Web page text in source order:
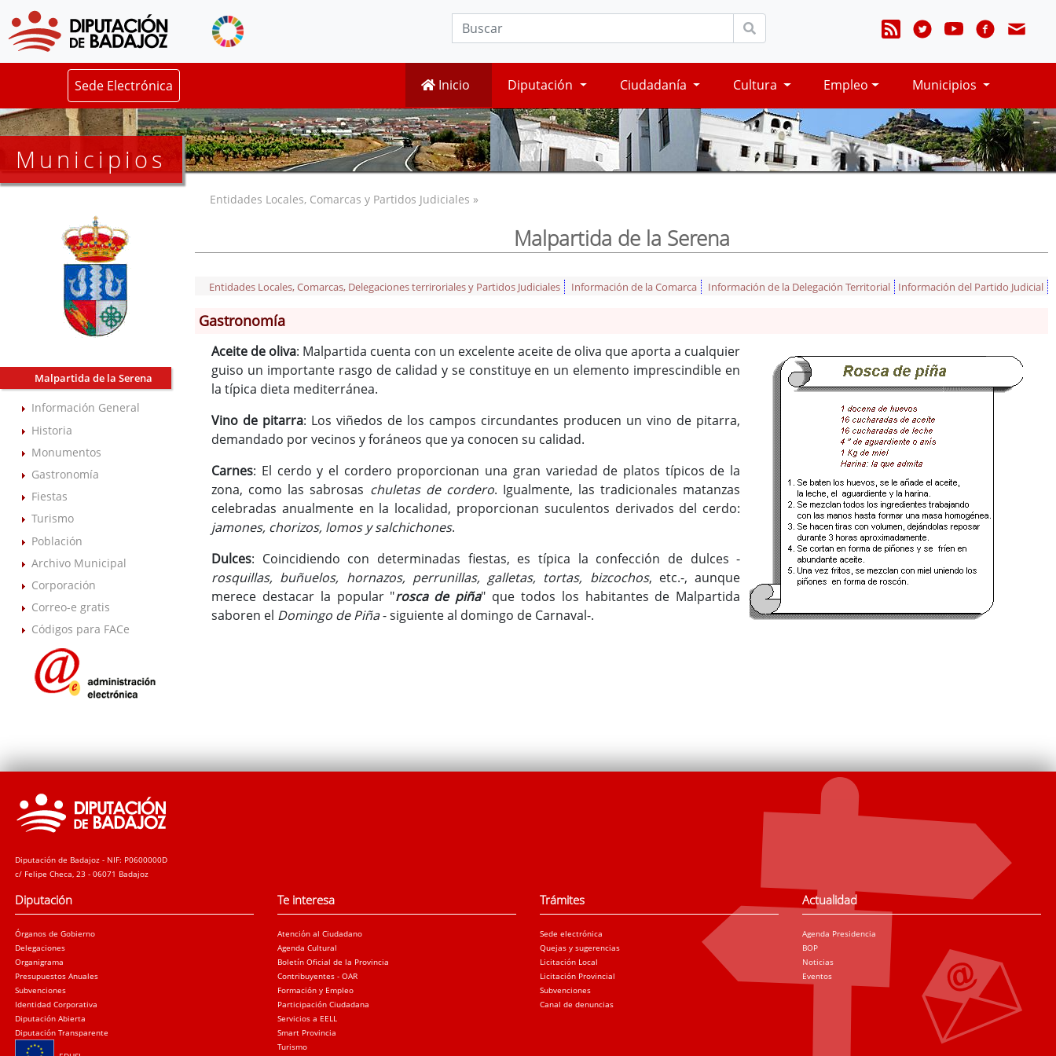
Sede Electrónica Inicio Diputación Ciudadanía Cultura Empleo Municipios
Municipios
Malpartida de la Serena
Información General
Historia
Monumentos
Gastronomía
Fiestas
Turismo
Población
Archivo Municipal
Corporación
Correo-e gratis
Códigos para FACe
Entidades Locales, Comarcas y Partidos Judiciales »
Malpartida de la Serena
Entidades Locales, Comarcas, Delegaciones terriroriales y Partidos Judiciales Información de la Comarca Información de la Delegación Territorial Información del Partido Judicial
Gastronomía
Aceite de oliva: Malpartida cuenta con un excelente aceite de oliva que aporta a cualquier
guiso un importante rasgo de calidad y se constituye en un elemento imprescindible en
la típica dieta mediterránea.
Vino de pitarra: Los viñedos de los campos circundantes producen un vino de pitarra,
demandado por vecinos y foráneos que ya conocen su calidad.
Carnes: El cerdo y el cordero proporcionan una gran variedad de platos típicos de la
zona, como las sabrosas chuletas de cordero. Igualmente, las tradicionales matanzas
celebradas anualmente en la localidad, proporcionan suculentos derivados del cerdo:
jamones, chorizos, lomos y salchichones.
Dulces: Coincidiendo con determinadas fiestas, es típica la confección de dulces -
rosquillas, buñuelos, hornazos, perrunillas, galletas, tortas, bizcochos, etc.-, aunque
merece destacar la popular "rosca de piña" que todos los habitantes de Malpartida
saboren el Domingo de Piña- siguiente al domingo de Carnaval-.
Diputación de Badajoz - NIF: P0600000D
c/ Felipe Checa, 23 - 06071 Badajoz
Diputación
Órganos de Gobierno
Delegaciones
Organigrama
Presupuestos Anuales
Subvenciones
Identidad Corporativa
Diputación Abierta
Diputación Transparente
Te interesa
Atención al Ciudadano
Agenda Cultural
Boletín Oficial de la Provincia
Contribuyentes - OAR
Formación y Empleo
Participación Ciudadana
Servicios a EELL
Smart Provincia
Turismo
Trámites
Sede electrónica
Quejas y sugerencias
Licitación Local
Licitación Provincial
Subvenciones
Canal de denuncias
Actualidad
Agenda Presidencia
BOP
Noticias
Eventos